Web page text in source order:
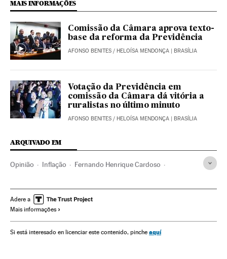
MAIS INFORMAÇÕES
Comissão da Câmara aprova texto-
base da reforma da Previdência
AFONSO BENITES / HELOÍSA MENDONÇA | BRASÍLIA
Votação da Previdência em
comissão da Câmara dá vitória a
ruralistas no último minuto
AFONSO BENITES / HELOÍSA MENDONÇA | BRASÍLIA
ARQUIVADO EM
Opinião Inflação Fernando Henrique Cardoso
Economia
Adere a
Mais informações
Si está interesado en licenciar este contenido, pinche aquí